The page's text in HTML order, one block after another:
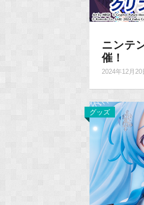
ニンテ
催！
2024年12月20
グッズ